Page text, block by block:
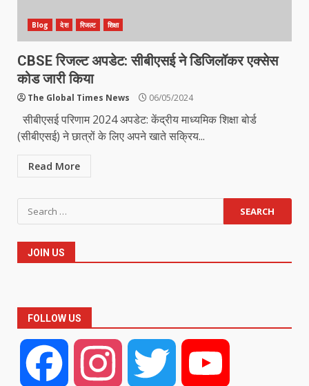
Blog देश रिजल्ट शिक्षा
CBSE रिजल्ट अपडेट: सीबीएसई ने डिजिलॉकर एक्सेस
कोड जारी किया
The Global Times News 06/05/2024
सीबीएसई परिणाम 2024 अपडेट: केंद्रीय माध्यमिक शिक्षा बोर्ड
(सीबीएसई) ने छात्रों के लिए अपने खाते सक्रिय...
Read More
Search
for:
JOIN US
FOLLOW US
Facebook Instagram Twitter